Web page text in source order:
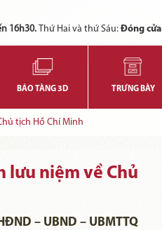
16h30. Thứ Hai và thứ Sáu: Đóng cửa
BẢO TÀNG 3D TRƯNG BÀY
tịch Hồ Chí Minh
lưu niệm về Chủ
– UBND – UBMTTQ